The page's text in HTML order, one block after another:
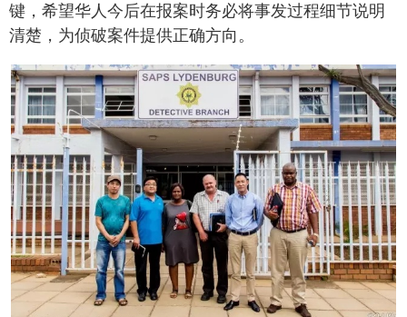
键，希望华人今后在报案时务必将事发过程细节说明
清楚，为侦破案件提供正确方向。